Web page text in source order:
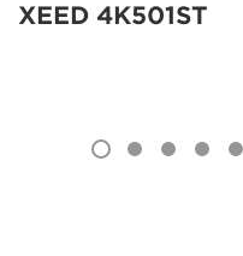
XEED 4K501ST